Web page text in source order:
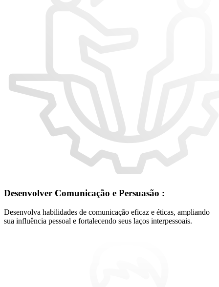
Desenvolver Comunicação e Persuasão :
Desenvolva habilidades de comunicação eficaz e éticas, ampliando
sua influência pessoal e fortalecendo seus laços interpessoais.